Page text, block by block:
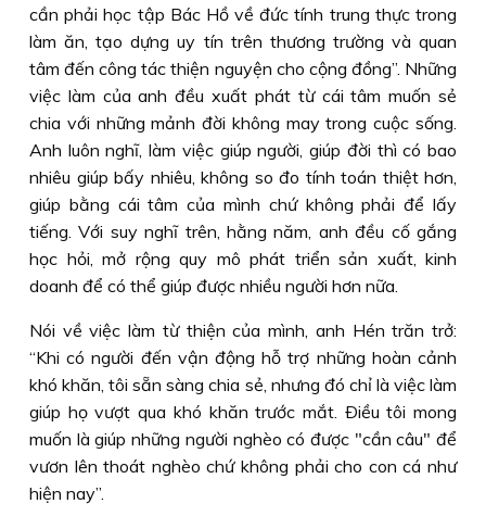
cần phải học tập Bác Hồ về đức tính trung thực trong
làm ăn, tạo dựng uy tín trên thương trường và quan
tâm đến công tác thiện nguyện cho cộng đồng”. Những
việc làm của anh đều xuất phát từ cái tâm muốn sẻ
chia với những mảnh đời không may trong cuộc sống.
Anh luôn nghĩ, làm việc giúp người, giúp đời thì có bao
nhiêu giúp bấy nhiêu, không so đo tính toán thiệt hơn,
giúp bằng cái tâm của mình chứ không phải để lấy
tiếng. Với suy nghĩ trên, hằng năm, anh đều cố gắng
học hỏi, mở rộng quy mô phát triển sản xuất, kinh
doanh để có thể giúp được nhiều người hơn nữa.
Nói về việc làm từ thiện của mình, anh Hén trăn trở:
“Khi có người đến vận động hỗ trợ những hoàn cảnh
khó khăn, tôi sẵn sàng chia sẻ, nhưng đó chỉ là việc làm
giúp họ vượt qua khó khăn trước mắt. Ðiều tôi mong
muốn là giúp những người nghèo có được "cần câu" để
vươn lên thoát nghèo chứ không phải cho con cá như
hiện nay”.